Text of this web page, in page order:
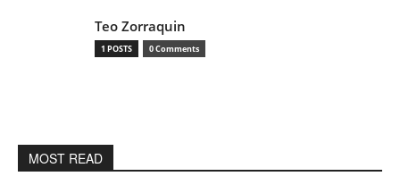
Teo Zorraquin
1 POSTS 0 Comments
MOST READ